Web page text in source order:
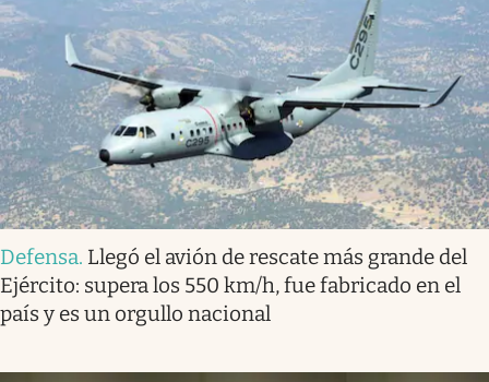
Defensa. Llegó el avión de rescate más grande del
Ejército: supera los 550 km/h, fue fabricado en el
país y es un orgullo nacional